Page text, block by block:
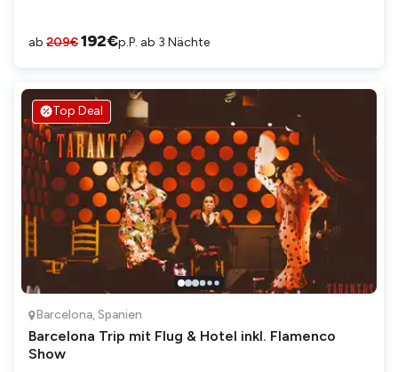
ab 209€192€p.P. ab 3 Nächte
Top Deal
Barcelona,Spanien
Barcelona Trip mit Flug & Hotel inkl. Flamenco
Show